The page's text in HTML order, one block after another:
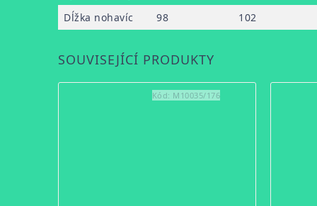
Dĺžka nohavíc
98 102
SOUVISEJÍCÍ PRODUKTY
Kód: M10035/176